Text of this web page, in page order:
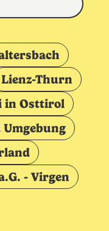
Lienz-Thurn
in Osttirol
- Virgen